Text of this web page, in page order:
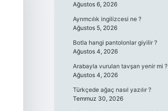
Ağustos 6, 2026
Ayrımcılık ingilizcesi ne ?
Ağustos 5, 2026
Botla hangi pantolonlar giyilir ?
Ağustos 4, 2026
Arabayla vurulan tavşan yenir mi ?
Ağustos 4, 2026
Türkçede ağaç nasıl yazılır ?
Temmuz 30, 2026